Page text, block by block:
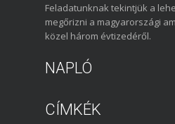
Feladatunknak tekintjük a
megőrizni a magyarországi
közel három évtizedéről.
NAPLÓ
CÍMKÉK